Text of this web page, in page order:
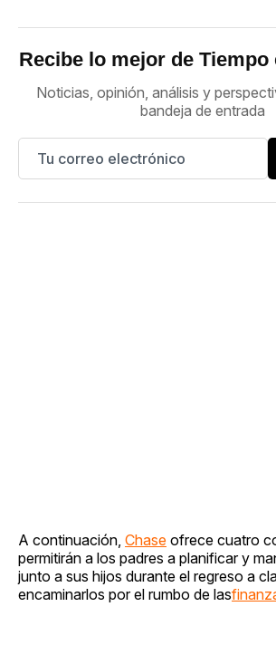
Recibe lo mejor de
Noticias, opinión, análisis y
bandeja de entrada
A continuación, Chase ofrece cuatro
permitirán a los padres a planificar y
junto a sus hijos durante el regreso a
encaminarlos por el rumbo de las